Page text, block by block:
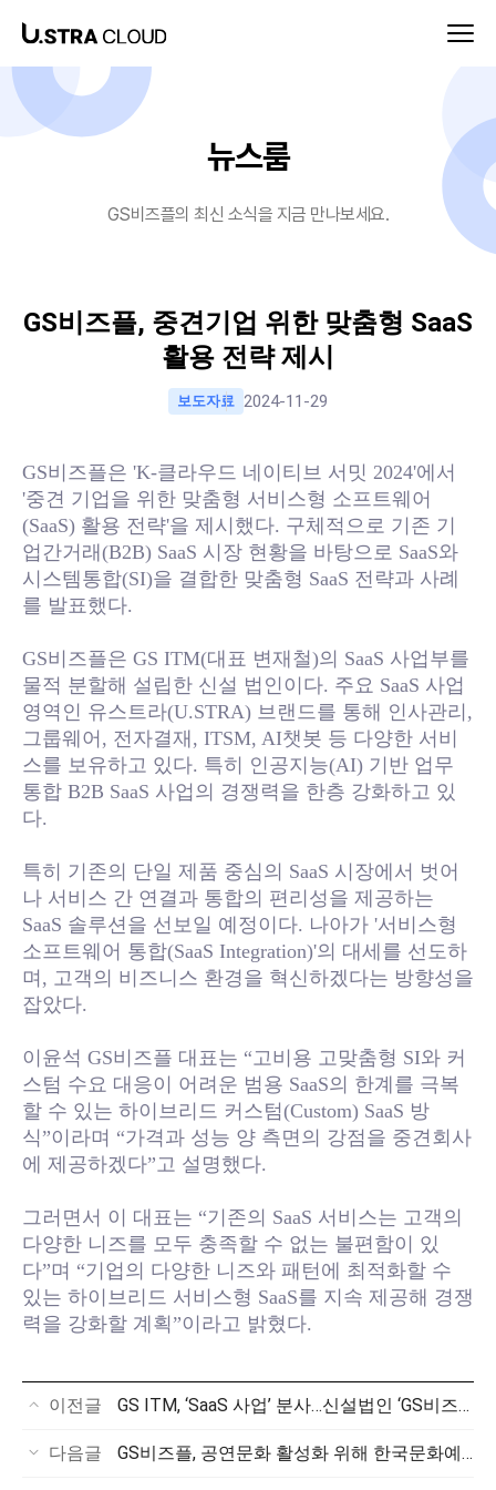
뉴스룸-GS비즈플
뉴스룸
GS비즈플의 최신 소식을 지금 만나보세요.
GS비즈플, 중견기업 위한 맞춤형 SaaS
활용 전략 제시
보도자료 2024-11-29
GS비즈플은 'K-클라우드 네이티브 서밋 2024'에서
'중견 기업을 위한 맞춤형 서비스형 소프트웨어
(SaaS) 활용 전략'을 제시했다. 구체적으로 기존 기
업간거래(B2B) SaaS 시장 현황을 바탕으로 SaaS와
시스템통합(SI)을 결합한 맞춤형 SaaS 전략과 사례
를 발표했다.
GS비즈플은 GS ITM(대표 변재철)의 SaaS 사업부를
물적 분할해 설립한 신설 법인이다. 주요 SaaS 사업
영역인 유스트라(U.STRA) 브랜드를 통해 인사관리,
그룹웨어, 전자결재, ITSM, AI챗봇 등 다양한 서비
스를 보유하고 있다. 특히 인공지능(AI) 기반 업무
통합 B2B SaaS 사업의 경쟁력을 한층 강화하고 있
다.
특히 기존의 단일 제품 중심의 SaaS 시장에서 벗어
나 서비스 간 연결과 통합의 편리성을 제공하는
SaaS 솔루션을 선보일 예정이다. 나아가 '서비스형
소프트웨어 통합(SaaS Integration)'의 대세를 선도하
며, 고객의 비즈니스 환경을 혁신하겠다는 방향성을
잡았다.
이윤석 GS비즈플 대표는 “고비용 고맞춤형 SI와 커
스텀 수요 대응이 어려운 범용 SaaS의 한계를 극복
할 수 있는 하이브리드 커스텀(Custom) SaaS 방
식”이라며 “가격과 성능 양 측면의 강점을 중견회사
에 제공하겠다”고 설명했다.
그러면서 이 대표는 “기존의 SaaS 서비스는 고객의
다양한 니즈를 모두 충족할 수 없는 불편함이 있
다”며 “기업의 다양한 니즈와 패턴에 최적화할 수
있는 하이브리드 서비스형 SaaS를 지속 제공해 경쟁
력을 강화할 계획”이라고 밝혔다.
이전글 GS ITM, ‘SaaS 사업’ 분사…신설법인 ‘GS비즈플’ 출범
다음글 GS비즈플, 공연문화 활성화 위해 한국문화예술위원회에 1천만원 기부